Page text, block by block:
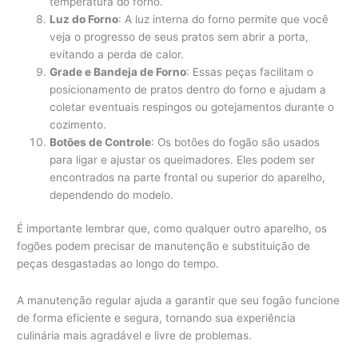
Luz do Forno: A luz interna do forno permite que você
veja o progresso de seus pratos sem abrir a porta,
evitando a perda de calor.
Grade e Bandeja de Forno: Essas peças facilitam o
posicionamento de pratos dentro do forno e ajudam a
coletar eventuais respingos ou gotejamentos durante o
cozimento.
Botões de Controle: Os botões do fogão são usados
para ligar e ajustar os queimadores. Eles podem ser
encontrados na parte frontal ou superior do aparelho,
dependendo do modelo.
É importante lembrar que, como qualquer outro aparelho, os
fogões podem precisar de manutenção e substituição de
peças desgastadas ao longo do tempo.
A manutenção regular ajuda a garantir que seu fogão funcione
de forma eficiente e segura, tornando sua experiência
culinária mais agradável e livre de problemas.